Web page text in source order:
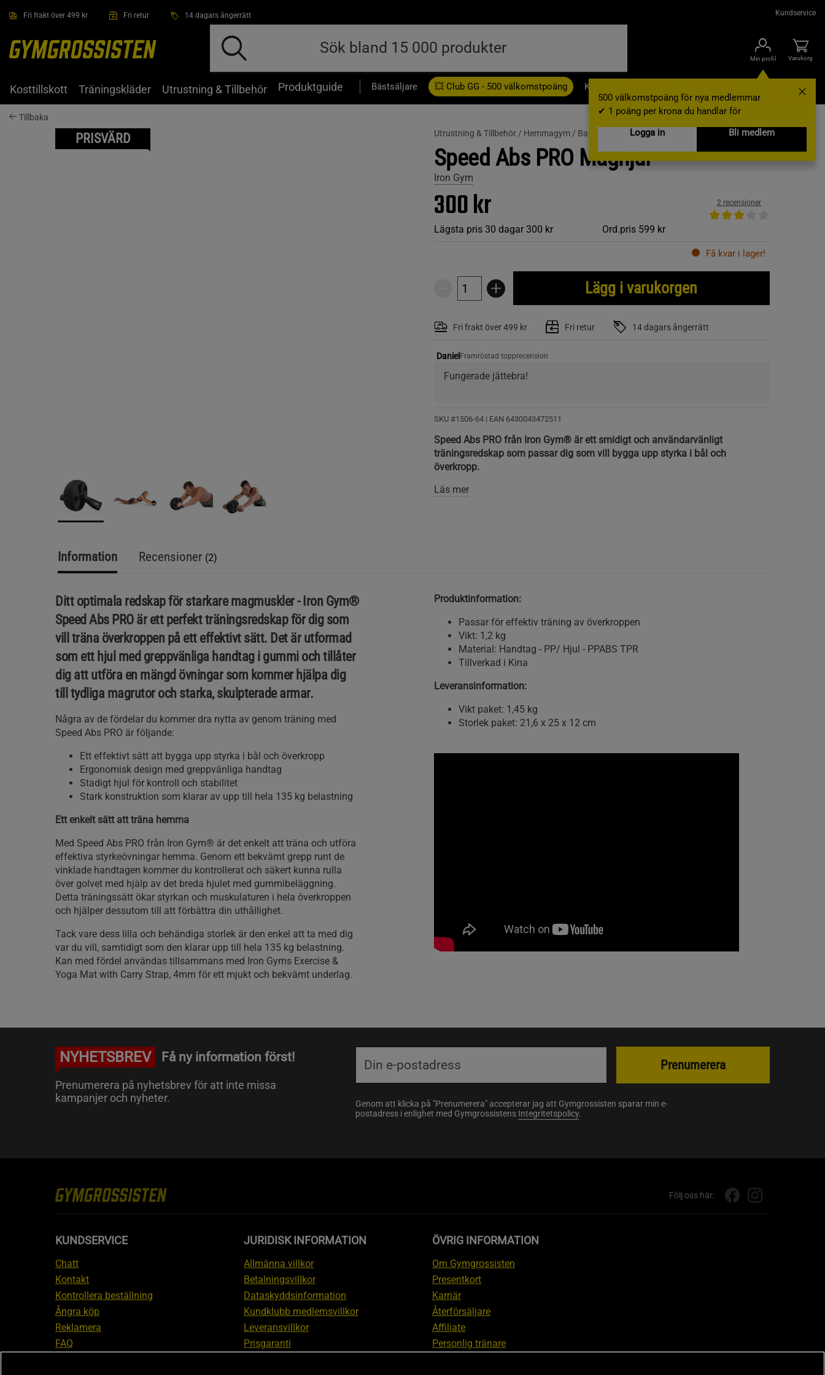
Fri frakt över 499 kr Fri retur 14 dagars ångerrätt Kundservice
Min profil
500 välkomstpoäng för nya medlemmar
✔ 1 poäng per krona du handlar för
Logga in
Bli medlem
Varukorg
Kosttillskott Träningskläder Utrustning & Tillbehör Produktguide Bästsäljare 💥 Club GG - 500 välkomstpoäng Kampanjer
Tillbaka
PRISVÄRD Utrustning & Tillbehör / Hemmagym / Balans & bålstyrka
Speed Abs PRO Maghjul
Iron Gym
300 kr
Lägsta pris 30 dagar 300 kr Ord.pris 599 kr
2 recensioner
Få kvar i lager!
Lägg i varukorgen
Fri frakt över 499 kr Fri retur 14 dagars ångerrätt
Daniel Framröstad topprecension
Fungerade jättebra!
SKU #1506-64 | EAN 6430043472511
Speed Abs PRO från Iron Gym® är ett smidigt och användarvänligt
träningsredskap som passar dig som vill bygga upp styrka i bål och
överkropp.
Läs mer
Information Recensioner (2)
Ditt optimala redskap för starkare magmuskler - Iron Gym®
Speed Abs PRO är ett perfekt träningsredskap för dig som
vill träna överkroppen på ett effektivt sätt. Det är utformad
som ett hjul med greppvänliga handtag i gummi och tillåter
dig att utföra en mängd övningar som kommer hjälpa dig
till tydliga magrutor och starka, skulpterade armar.
Några av de fördelar du kommer dra nytta av genom träning med
Speed Abs PRO är följande:
Ett effektivt sätt att bygga upp styrka i bål och överkropp
Ergonomisk design med greppvänliga handtag
Stadigt hjul för kontroll och stabilitet
Stark konstruktion som klarar av upp till hela 135 kg belastning
Ett enkelt sätt att träna hemma
Med Speed Abs PRO från Iron Gym® är det enkelt att träna och utföra
effektiva styrkeövningar hemma. Genom ett bekvämt grepp runt de
vinklade handtagen kommer du kontrollerat och säkert kunna rulla
över golvet med hjälp av det breda hjulet med gummibeläggning.
Detta träningssätt ökar styrkan och muskulaturen i hela överkroppen
och hjälper dessutom till att förbättra din uthållighet.
Tack vare dess lilla och behändiga storlek är den enkel att ta med dig
var du vill, samtidigt som den klarar upp till hela 135 kg belastning.
Kan med fördel användas tillsammans med Iron Gyms Exercise &
Yoga Mat with Carry Strap, 4mm för ett mjukt och bekvämt underlag.
Produktinformation:
Passar för effektiv träning av överkroppen
Vikt: 1,2 kg
Material: Handtag - PP/ Hjul - PPABS TPR
Tillverkad i Kina
Leveransinformation:
Vikt paket: 1,45 kg
Storlek paket: 21,6 x 25 x 12 cm
NYHETSBREV Få ny information först!
Prenumerera på nyhetsbrev för att inte missa
kampanjer och nyheter.
Genom att klicka på "Prenumerera" accepterar jag att Gymgrossisten sparar min e-
postadress i enlighet med Gymgrossistens Integritetspolicy.
Prenumerera
Följ oss här:
KUNDSERVICE
Chatt
Kontakt
Kontrollera beställning
Ångra köp
Reklamera
FAQ
JURIDISK INFORMATION
Allmänna villkor
Betalningsvillkor
Dataskyddsinformation
Kundklubb medlemsvillkor
Leveransvillkor
Prisgaranti
ÖVRIG INFORMATION
Om Gymgrossisten
Presentkort
Karriär
Återförsäljare
Affiliate
Personlig tränare